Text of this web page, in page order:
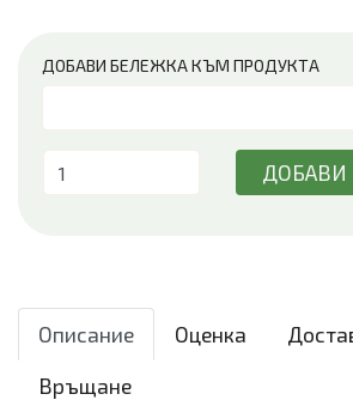
ДОБАВИ БЕЛЕЖКА КЪМ ПРОДУКТА
ДОБАВИ
Описание Оценка
Връщане